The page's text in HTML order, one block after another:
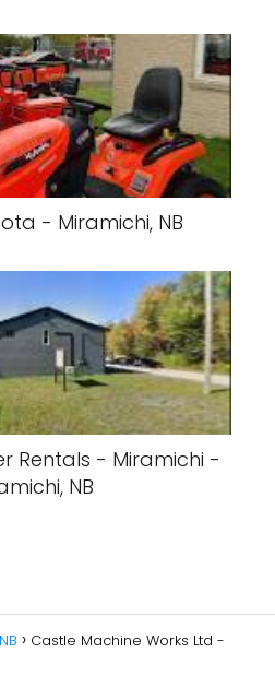
- Miramichi, NB
Rentals - Miramichi -
NB
NB
Castle Machine Works Ltd -